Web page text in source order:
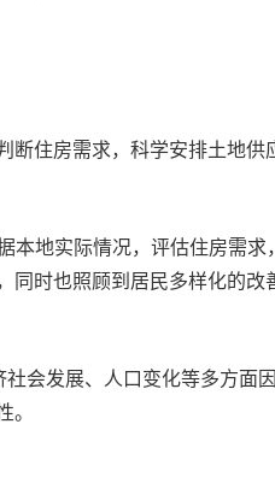
住房需求，科学安排土地供
本地实际情况，评估住房需求
同时也照顾到居民多样化的改
社会发展、人口变化等多方面因
。